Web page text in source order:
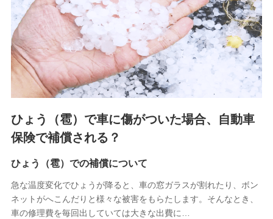
情報を取引のある他の保険会社の商品・サービスをご提案す
るために利用させていただくことがあります。）
上記に係る連絡・手続き・管理等付帯業務を行うため
3.セミナー募集サイトから取得した個人情報
各種セミナーの案内、開催のため
上記に係る連絡・手続き・管理等付帯業務を行うため
4.家族・友達紹介にて取得した個人情報
被紹介者への連絡、及び当社と取引のあるもしくは委託を受
けている保険会社・提携会社の保険その他に関する情報を提
供し、金融商品等の契約を勧奨するため
アンケートやキャンペーン等の実施のため
上記に係る連絡・手続き・管理等付帯業務を行うため
5.通話録音にて取得する情報
ひょう（雹）で車に傷がついた場合、自動車
保険で補償される？
ひょう（雹）での補償について
急な温度変化でひょうが降ると、車の窓ガラスが割れたり、ボン
ネットがへこんだりと様々な被害をもらたします。そんなとき、
車の修理費を毎回出していては大きな出費に…